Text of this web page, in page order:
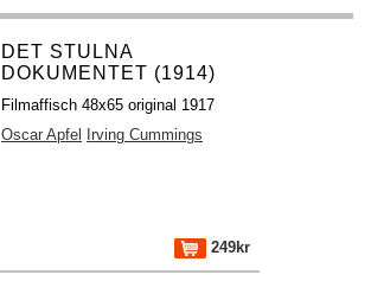
DET STULNA
DOKUMENTET (1914)
Filmaffisch 48x65 original 1917
Oscar Apfel
Irving Cummings
249kr